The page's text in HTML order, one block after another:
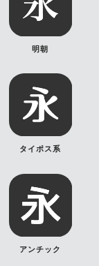
明朝
タイポス系
アンチック